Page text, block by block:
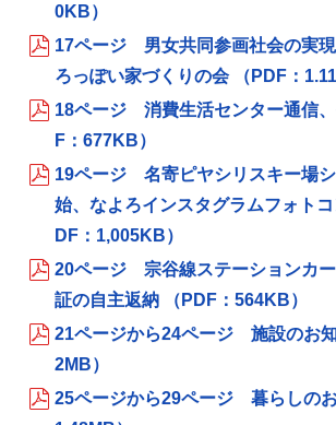
0KB）
17ページ 男女共同参画社会の実
ろっぽい家づくりの会 （PDF：
18ページ 消費生活センター通信
F：677KB）
19ページ 名寄ピヤシリスキー場
始、なよろインスタグラムフォト
DF：1,005KB）
20ページ 宗谷線ステーションカ
証の自主返納 （PDF：564KB）
21ページから24ページ 施設のお
2MB）
25ページから29ページ 暮らしのお